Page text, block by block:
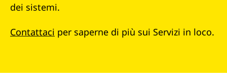
dei sistemi.
Contattaci per saperne di più sui Servizi in loco.